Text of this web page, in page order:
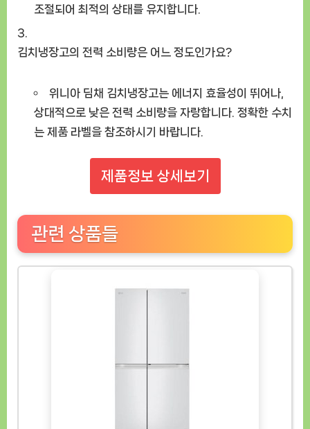
조절되어 최적의 상태를 유지합니다.
김치냉장고의 전력 소비량은 어느 정도인가요?
위니아 딤채 김치냉장고는 에너지 효율성이 뛰어나,
상대적으로 낮은 전력 소비량을 자랑합니다. 정확한 수치
는 제품 라벨을 참조하시기 바랍니다.
제품정보 상세보기
관련 상품들